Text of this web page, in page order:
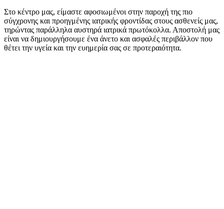
Στο κέντρο μας, είμαστε αφοσιωμένοι στην παροχή της πιο
σύγχρονης και προηγμένης ιατρικής φροντίδας στους ασθενείς μας,
τηρώντας παράλληλα αυστηρά ιατρικά πρωτόκολλα. Αποστολή μας
είναι να δημιουργήσουμε ένα άνετο και ασφαλές περιβάλλον που
θέτει την υγεία και την ευημερία σας σε προτεραιότητα.